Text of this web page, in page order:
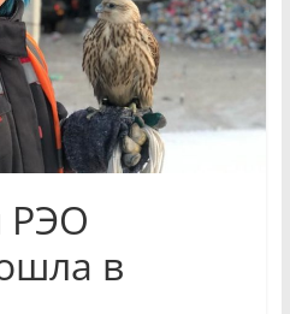
РЭО
в